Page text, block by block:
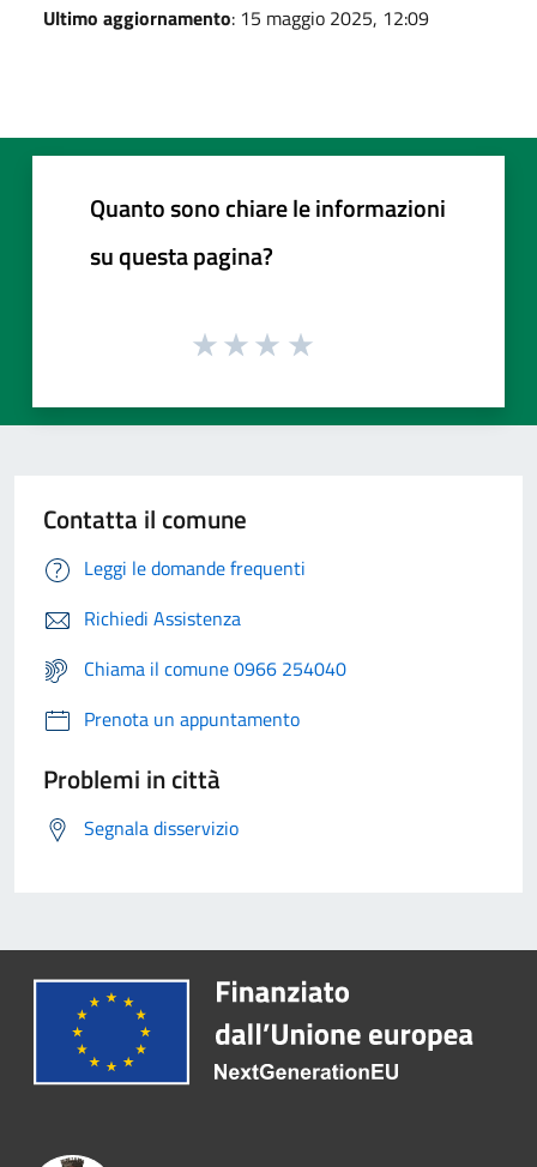
Ultimo aggiornamento: 15 maggio 2025, 12:09
Quanto sono chiare le informazioni
su questa pagina?
Contatta il comune
Leggi le domande frequenti
Richiedi Assistenza
Chiama il comune 0966 254040
Prenota un appuntamento
Problemi in città
Segnala disservizio